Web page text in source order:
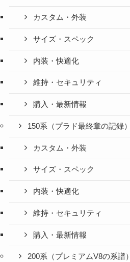
カスタム・外装
サイズ・スペック
内装・快適化
維持・セキュリティ
購入・最新情報
150系（プラド最終章の記録）
カスタム・外装
サイズ・スペック
内装・快適化
維持・セキュリティ
購入・最新情報
200系（プレミアムV8の系譜）